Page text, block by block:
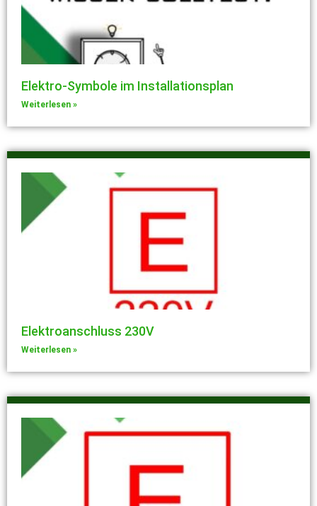
Elektro-Symbole im Installationsplan
Weiterlesen »
Elektroanschluss 230V
Weiterlesen »